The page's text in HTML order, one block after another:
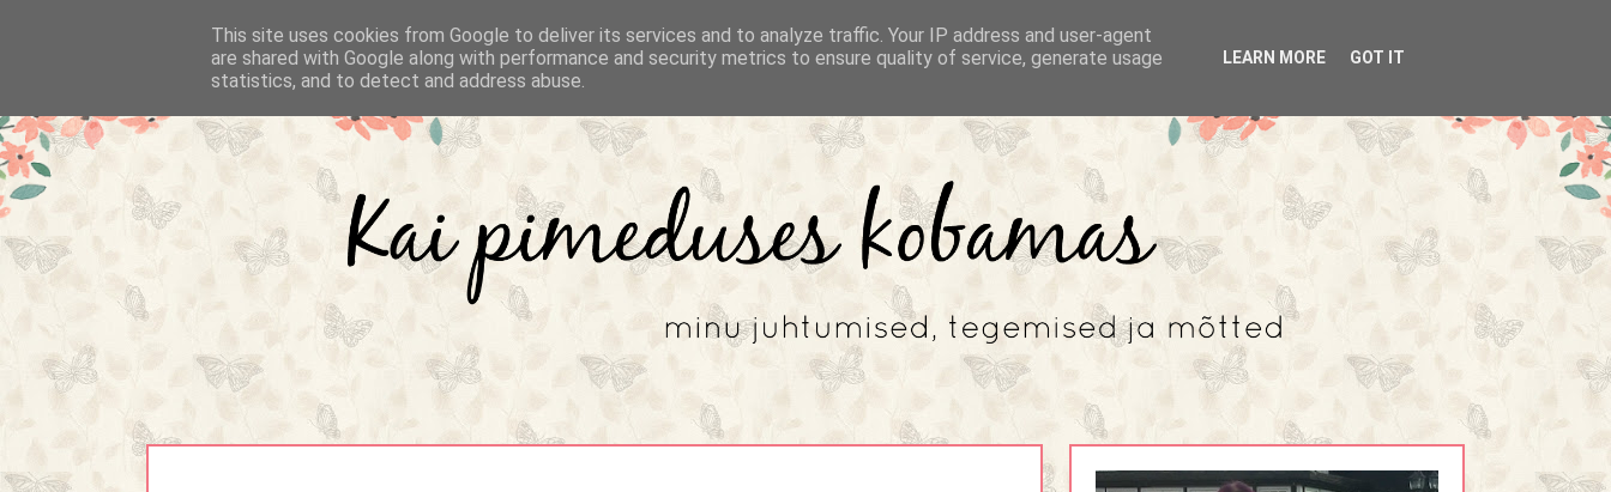
This site uses cookies from Google to deliver its services and to analyze traffic. Your IP address and user-agent
are shared with Google along with performance and security metrics to ensure quality of service, generate usage
statistics, and to detect and address abuse.
LEARN MORE GOT IT